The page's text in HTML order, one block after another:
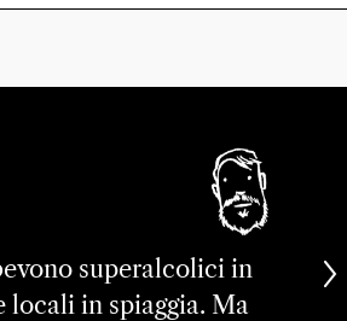
superalcolici in
locali in spiaggia. Ma